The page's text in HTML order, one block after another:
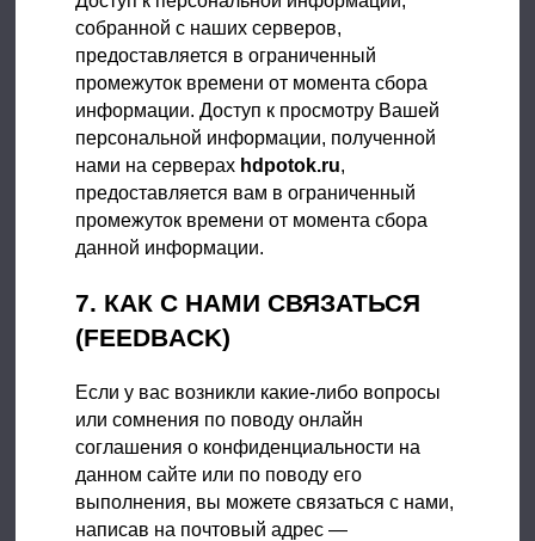
собранной с наших серверов,
предоставляется в ограниченный
промежуток времени от момента сбора
информации. Доступ к просмотру Вашей
персональной информации, полученной
нами на серверах hdpotok.ru,
предоставляется вам в ограниченный
промежуток времени от момента сбора
данной информации.
7. КАК С НАМИ СВЯЗАТЬСЯ
(FEEDBACK)
Если у вас возникли какие-либо вопросы
или сомнения по поводу онлайн
соглашения о конфиденциальности на
данном сайте или по поводу его
выполнения, вы можете связаться с нами,
написав на почтовый адрес —